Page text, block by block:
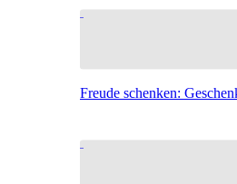
Freude schenken: